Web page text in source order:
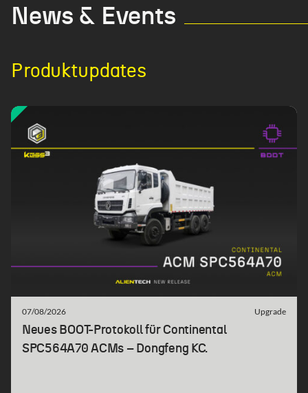
News & Events
Produktupdates
07/08/2026 Upgrade
Neues BOOT-Protokoll für Continental
SPC564A70 ACMs – Dongfeng KC.